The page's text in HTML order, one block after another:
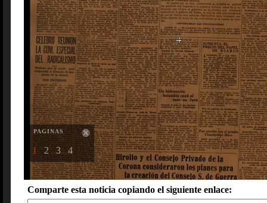
PAGINAS
1 2 3 4
Comparte esta noticia copiando el siguiente enlace: